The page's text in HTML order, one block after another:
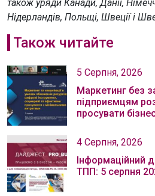
також уряди Канади, Данії,
Нідерландів, Польщі, Швеції і
Також читайте
5 Серпня, 2026
Маркетинг без
підприємцям
просувати
4 Серпня, 2026
Інформаційний
ТПП: 5 серпня